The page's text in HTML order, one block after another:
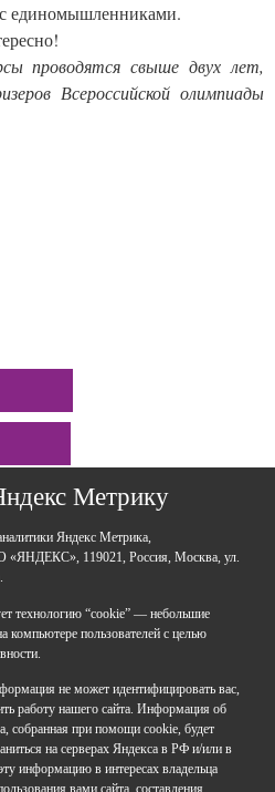
с единомышленниками.
проводятся свыше двух лет,
Всероссийской олимпиады
нам вопрос
Метрику
Яндекс Метрика,
«ЯНДЕКС», 119021, Россия, Москва, ул.
технологию “cookie” — небольшие
пользователей с целью
не может идентифицировать вас,
работу нашего сайта. Информация об
собранная при помощи cookie, будет
на серверах Яндекса в РФ и/или в
информацию в интересах владельца
талантов «Аврора»
Российская Федерация,
Мира, дом 14
Российская Федерация,
Башкортостан,
Мира, дом 14
формы включите
в браузере.
почта*
я соглашаюсь на